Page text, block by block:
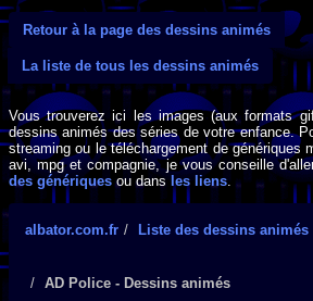
Retour à la page des dessins animés
La liste de tous les dessins animés
Vous trouverez ici les images (aux formats
dessins animés des séries de votre enfance.
streaming ou le téléchargement de génériques
avi, mpg et compagnie, je vous conseille
des génériques ou dansles liens.
albator.com.fr Liste des dessins animés
AD Police - Dessins animés